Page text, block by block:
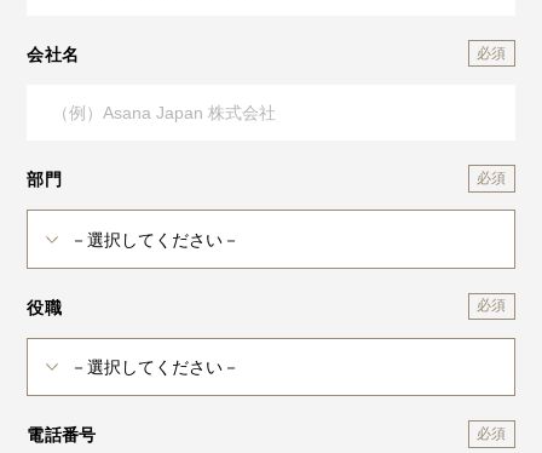
会社名
部門
役職
電話番号